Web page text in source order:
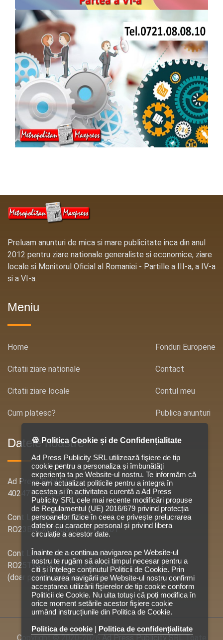
Preluam anunturi de mica si mare publicitate inca din anul
2012 pentru ziare nationale generaliste si economice, ziare
locale si Monitorul Oficial al Romaniei - Partille a III-a, a IV-a
si a VI-a.
Meniu
Home
Citatii ziare nationale
Citatii ziare locale
Cum platesc?
Fonduri Europene
Contact
Contul meu
Publica anunturi
Datele noastre
Ad Press Publicity
40247191, J28/304/2019
Cont Lei (Unicredit Bank):
RO23BACX0000001772135001
Cont Lei (Trezoreria Caracal):
RO25TREZ5075069XXX005570
(doar pentru institutiile statului)
Copyright © 2020-2026
🍪 Politica Cookie și de Confidențialitate
Ad Press Publicity SRL utilizează fişiere de tip
cookie pentru a personaliza și îmbunătăți
experiența ta pe Website-ul nostru. Te informăm că
ne-am actualizat politicile pentru a integra în
acestea si în activitatea curentă a Ad Press
Publicity SRL cele mai recente modificări propuse
de Regulamentul (UE) 2016/679 privind protecția
persoanelor fizice în ceea ce privește prelucrarea
datelor cu caracter personal și privind libera
circulație a acestor date.
Înainte de a continua navigarea pe Website-ul
nostru te rugăm să aloci timpul necesar pentru a
citi și înțelege conținutul Politicii de Cookie. Prin
continuarea navigării pe Website-ul nostru confirmi
acceptarea utilizării fişierelor de tip cookie conform
Politicii de Cookie. Nu uita totuși că poți modifica în
orice moment setările acestor fişiere cookie
urmând instrucțiunile din Politica de Cookie.
Politica de cookie | Politica de confidențialitate